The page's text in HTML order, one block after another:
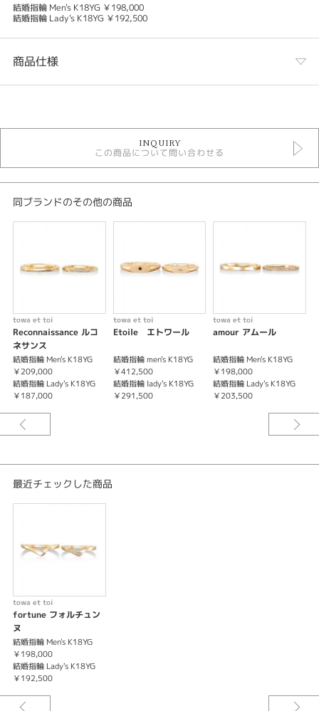
結婚指輪 Men's K18YG ￥198,000
結婚指輪 Lady's K18YG ￥192,500
商品仕様
結婚指輪
テイスト
レディース
デザインテイスト
結婚指輪 アンティーク
紹介文
towa et toi〈トワエトワ〉
fortune 【フォルチュンヌ】
--運命--
INQUIRY
この商品について問い合わせる
同ブランドのその他の商品
towa et toi
Reconnaissance ルコ
ネサンス
結婚指輪 Men's K18YG
￥209,000
結婚指輪 Lady's K18YG
￥187,000
towa et toi
Etoile エトワール
結婚指輪 men's K18YG
￥412,500
結婚指輪 lady's K18YG
￥291,500
towa et toi
amour アムール
結婚指輪 Men's K18YG
￥198,000
結婚指輪 Lady's K18YG
￥203,500
最近チェックした商品
towa et toi
fortune フォルチュン
ヌ
結婚指輪 Men's K18YG
￥198,000
結婚指輪 Lady's K18YG
￥192,500